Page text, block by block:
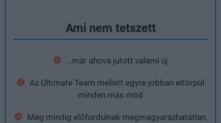
Ami nem tetszett
...már ahova jutott valami új
Az Ultimate Team mellett egyre jobban eltörpül
minden más mód
Még mindig előfordulnak megmagyarázhatatlan,